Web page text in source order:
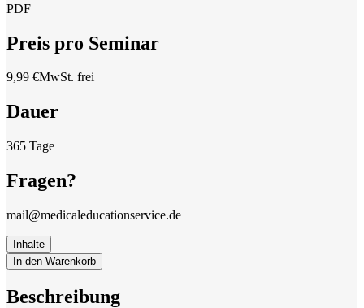
PDF
Preis pro Seminar
9,99 €MwSt. frei
Dauer
365 Tage
Fragen?
mail@medicaleducationservice.de
Inhalte
In den Warenkorb
Beschreibung